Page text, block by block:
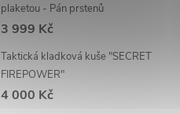
plaketou - Pán prstenů
3 999 Kč
Taktická kladková kuše "SECRET
FIREPOWER"
4 000 Kč